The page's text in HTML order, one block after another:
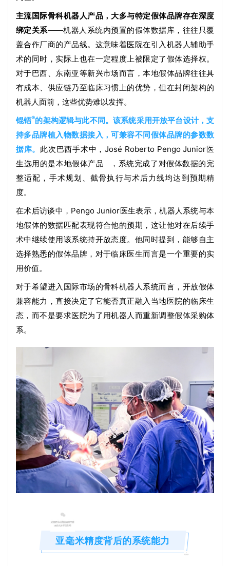
主流国际骨科机器人产品，大多与特定假体品牌存在深度
绑定关系——机器人系统内预置的假体数据库，往往只覆
盖合作厂商的产品线。这意味着医院在引入机器人辅助手
术的同时，实际上也在一定程度上被限定了假体选择权。
对于巴西、东南亚等新兴市场而言，本地假体品牌往往具
有成本、供应链乃至临床习惯上的优势，但在封闭架构的
机器人面前，这些优势难以发挥。
锟铻®的架构逻辑与此不同。该系统采用开放平台设计，支
持多品牌植入物数据接入，可兼容不同假体品牌的参数数
据库。 此次巴西手术中，José Roberto Pengo Junior医
生选用的是本地假体产品
，系统完成了对假体数据的完
整适配，手术规划、截骨执行与术后力线均达到预期精
度。
在术后访谈中，Pengo Junior医生表示，机器人系统与本
地假体的数据匹配表现符合他的预期，这让他对在后续手
术中继续使用该系统持开放态度。他同时提到，能够自主
选择熟悉的假体品牌，对于临床医生而言是一个重要的实
用价值。
对于希望进入国际市场的骨科机器人系统而言，开放假体
兼容能力，直接决定了它能否真正融入当地医院的临床生
态，而不是要求医院为了用机器人而重新调整假体采购体
系。
亚毫米精度背后的系统能力